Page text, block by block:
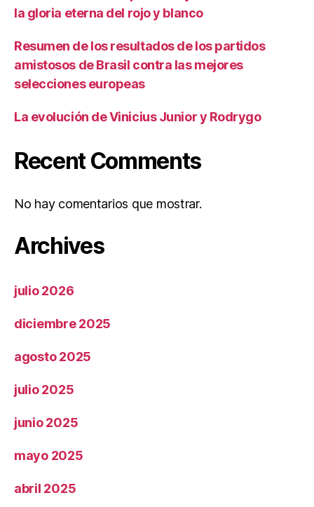
la gloria eterna del rojo y blanco
Resumen de los resultados de los partidos
amistosos de Brasil contra las mejores
selecciones europeas
La evolución de Vinicius Junior y Rodrygo
Recent Comments
No hay comentarios que mostrar.
Archives
julio 2026
diciembre 2025
agosto 2025
julio 2025
junio 2025
mayo 2025
abril 2025